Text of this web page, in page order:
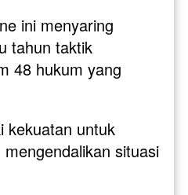
ini menyaring
tahun taktik
48 hukum yang
kekuatan untuk
situasi